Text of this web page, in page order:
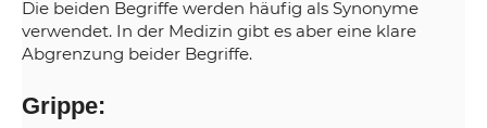
Die beiden Begriffe werden häufig als Synonyme
verwendet. In der Medizin gibt es aber eine klare
Abgrenzung beider Begriffe.
Grippe: